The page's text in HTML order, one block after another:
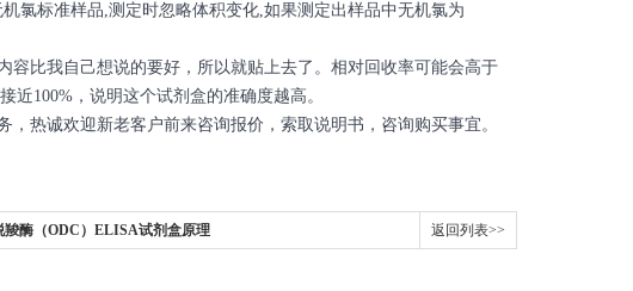
氯标准样品,测定时忽略体积变化,如果测定出样品中无机氯为
比我自己想说的要好，所以就贴上去了。相对回收率可能会高于
近100%，说明这个试剂盒的准确度越高。
热诚欢迎新老客户前来咨询报价，索取说明书，咨询购买事宜。
羧酶（ODC）ELISA试剂盒原理 返回列表>>